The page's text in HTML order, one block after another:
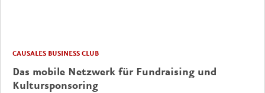
CAUSALES BUSINESS CLUB
Das mobile Netzwerk für Fundraising und
Kultursponsoring